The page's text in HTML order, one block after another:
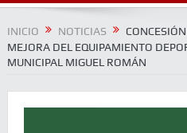
INICIO NOTICIAS
MEJORA DEL EQUIPAMIENTO
MUNICIPAL MIGUEL ROMÁN